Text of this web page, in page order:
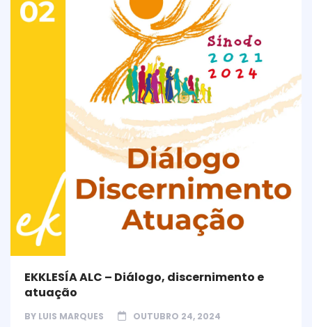
EKKLESÍA ALC – Diálogo, discernimento e
atuação
BY LUIS MARQUES OUTUBRO 24, 2024